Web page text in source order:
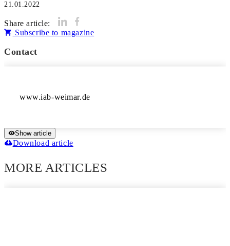
21.01.2022
Share article:
Subscribe to magazine
Contact
www.iab-weimar.de
Show article
Download article
MORE ARTICLES